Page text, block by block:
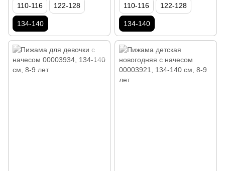
110-116 122-128
134-140
110-116 122-128
134-140